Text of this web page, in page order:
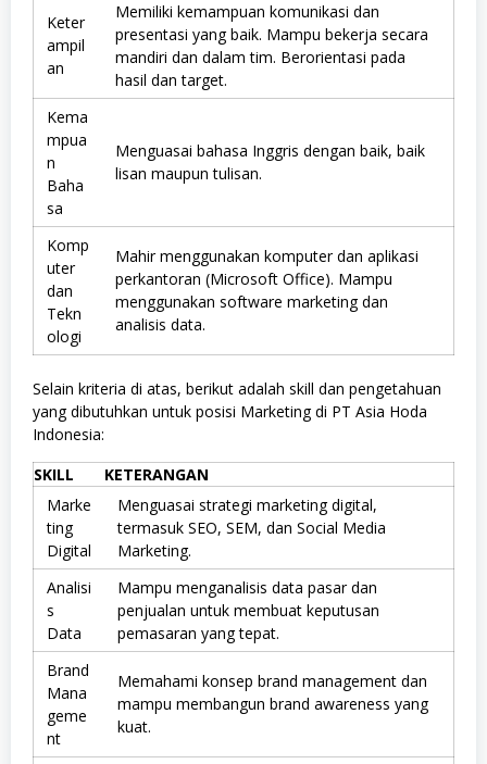
Keter
ampil
an
Memiliki kemampuan komunikasi dan
presentasi yang baik. Mampu bekerja secara
mandiri dan dalam tim. Berorientasi pada
hasil dan target.
Kema
mpua
n
Baha
sa
Menguasai bahasa Inggris dengan baik, baik
lisan maupun tulisan.
Komp
uter
dan
Tekn
ologi
Mahir menggunakan komputer dan aplikasi
perkantoran (Microsoft Office). Mampu
menggunakan software marketing dan
analisis data.
Selain kriteria di atas, berikut adalah skill dan pengetahuan
yang dibutuhkan untuk posisi Marketing di PT Asia Hoda
Indonesia:
SKILL
KETERANGAN
Marke
ting
Digital
Menguasai strategi marketing digital,
termasuk SEO, SEM, dan Social Media
Marketing.
Analisi
s
Data
Mampu menganalisis data pasar dan
penjualan untuk membuat keputusan
pemasaran yang tepat.
Brand
Mana
geme
nt
Memahami konsep brand management dan
mampu membangun brand awareness yang
kuat.